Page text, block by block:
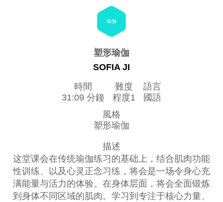
瑜伽
塑形瑜伽
SOFIA JI
時間
31:09 分鐘
難度
程度1
語言
國語
風格
塑形瑜伽
描述
这堂课会在传统瑜伽练习的基础上，结合肌肉功能
性训练、以及心灵正念习练，将会是一场令身心充
满能量与活力的体验。在身体层面，将会全面锻炼
到身体不同区域的肌肉。学习到专注于核心力量、